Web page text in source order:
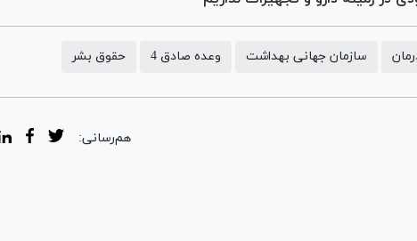
سازمان جهانی بهداشت وعده صادق 4 حقوق بشر
هم‌رسانی: